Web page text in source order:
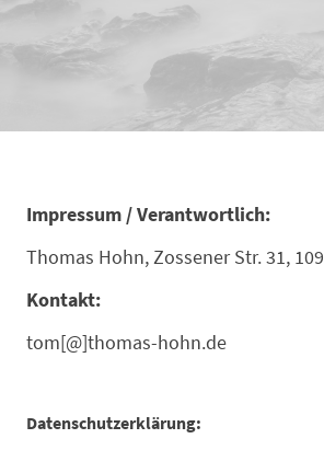
Impressum / Verantwortlich:
Thomas Hohn, Zossener Str. 31,
Kontakt:
tom[@]thomas-hohn.de
Datenschutzerklärung: